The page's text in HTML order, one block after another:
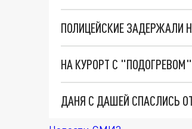
ПОЛИЦЕЙСКИЕ ЗАДЕРЖАЛИ
ДАНЯ С ДАШЕЙ СПАСЛИСЬ